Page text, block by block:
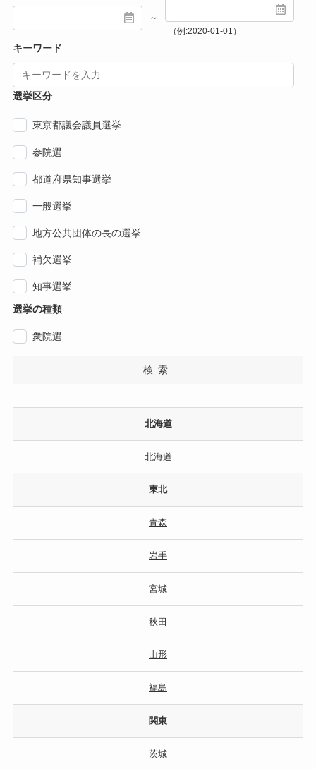
～
（例:2020-01-01）
キーワード
選挙区分
東京都議会議員選挙
参院選
都道府県知事選挙
一般選挙
地方公共団体の長の選挙
補欠選挙
知事選挙
選挙の種類
衆院選
検索
北海道
北海道
東北
青森
岩手
宮城
秋田
山形
福島
関東
茨城